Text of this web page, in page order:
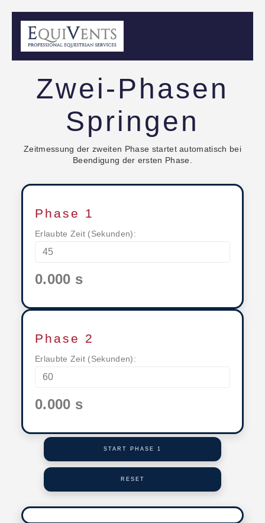
Zwei-Phasen
Springen
Zeitmessung der zweiten Phase startet automatisch bei
Beendigung der ersten Phase.
Phase 1
Erlaubte Zeit (Sekunden):
0.000 s
Phase 2
Erlaubte Zeit (Sekunden):
0.000 s
START PHASE 1
RESET